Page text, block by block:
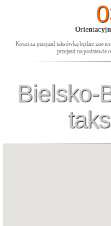
Koszt za przejazd taksówką będzie
przejazd na podstawie
Bielsko-